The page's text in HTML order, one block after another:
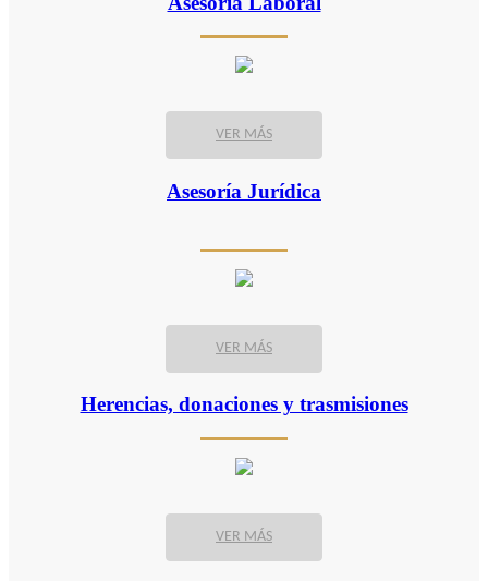
VER MÁS
Asesoría Jurídica
VER MÁS
Herencias, donaciones y trasmisiones
VER MÁS